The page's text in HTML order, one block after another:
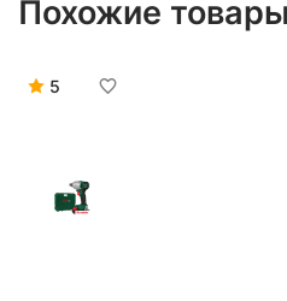
Похожие товары
5